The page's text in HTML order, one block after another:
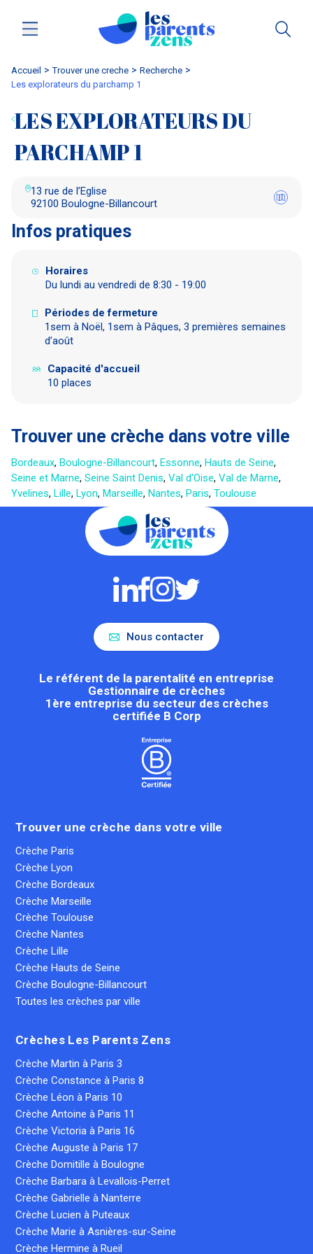
Accueil trouver une creche
Recherche
les explorateurs du parchamp 1
LES EXPLORATEURS DU
PARCHAMP 1
13 rue de l’Eglise
92100 Boulogne-Billancourt
Infos pratiques
Horaires
Du lundi au vendredi de 8:30 - 19:00
Périodes de fermeture
1sem à Noël, 1sem à Pâques, 3 premières semaines
d’août
Capacité d'accueil
10 places
Trouver une crèche dans votre ville
Bordeaux, Boulogne-Billancourt, Essonne, Hauts de Seine,
Seine et Marne, Seine Saint Denis, Val d'Oise, Val de Marne,
Yvelines, Lille, Lyon, Marseille, Nantes, Paris, Toulouse
Nous contacter
Le référent de la parentalité en entreprise
Gestionnaire de crèches
1ère entreprise du secteur des crèches
certifiée B Corp
Trouver une crèche dans votre ville
Crèche Paris
Crèche Lyon
Crèche Bordeaux
Crèche Marseille
Crèche Toulouse
Crèche Nantes
Crèche Lille
Crèche Hauts de Seine
Crèche Boulogne-Billancourt
Toutes les crèches par ville
Crèches Les Parents Zens
Crèche Martin à Paris 3
Crèche Constance à Paris 8
Crèche Léon à Paris 10
Crèche Antoine à Paris 11
Crèche Victoria à Paris 16
Crèche Auguste à Paris 17
Crèche Domitille à Boulogne
Crèche Barbara à Levallois-Perret
Crèche Gabrielle à Nanterre
Crèche Lucien à Puteaux
Crèche Marie à Asnières-sur-Seine
Crèche Hermine à Rueil